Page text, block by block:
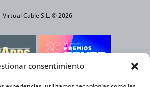
consentimiento
Virtual Cable S.L. © 2026
CLIMÁTICO